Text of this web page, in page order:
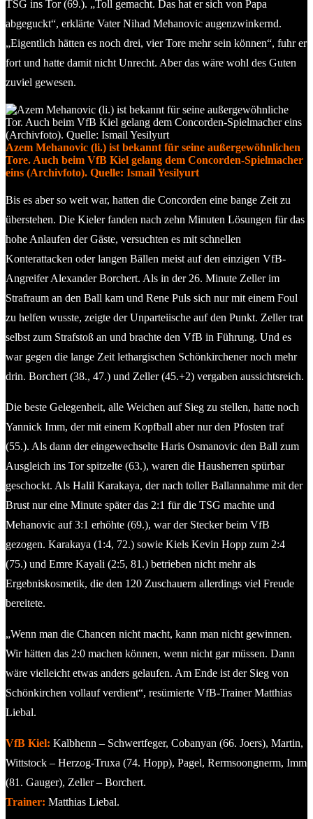
TSG ins Tor (69.). „Toll gemacht. Das hat er sich von Papa
abgeguckt“, erklärte Vater Nihad Mehanovic augenzwinkernd.
„Eigentlich hätten es noch drei, vier Tore mehr sein können“, fuhr er
fort und hatte damit nicht Unrecht. Aber das wäre wohl des Guten
zuviel gewesen.
Azem Mehanovic (li.) ist bekannt für seine außergewöhnlichen
Tore. Auch beim VfB Kiel gelang dem Concorden-Spielmacher
eins (Archivfoto). Quelle: Ismail Yesilyurt
Bis es aber so weit war, hatten die Concorden eine bange Zeit zu
überstehen. Die Kieler fanden nach zehn Minuten Lösungen für das
hohe Anlaufen der Gäste, versuchten es mit schnellen
Konterattacken oder langen Bällen meist auf den einzigen VfB-
Angreifer Alexander Borchert. Als in der 26. Minute Zeller im
Strafraum an den Ball kam und Rene Puls sich nur mit einem Foul
zu helfen wusste, zeigte der Unparteiische auf den Punkt. Zeller trat
selbst zum Strafstoß an und brachte den VfB in Führung. Und es
war gegen die lange Zeit lethargischen Schönkirchener noch mehr
drin. Borchert (38., 47.) und Zeller (45.+2) vergaben aussichtsreich.
Die beste Gelegenheit, alle Weichen auf Sieg zu stellen, hatte noch
Yannick Imm, der mit einem Kopfball aber nur den Pfosten traf
(55.). Als dann der eingewechselte Haris Osmanovic den Ball zum
Ausgleich ins Tor spitzelte (63.), waren die Hausherren spürbar
geschockt. Als Halil Karakaya, der nach toller Ballannahme mit der
Brust nur eine Minute später das 2:1 für die TSG machte und
Mehanovic auf 3:1 erhöhte (69.), war der Stecker beim VfB
gezogen. Karakaya (1:4, 72.) sowie Kiels Kevin Hopp zum 2:4
(75.) und Emre Kayali (2:5, 81.) betrieben nicht mehr als
Ergebniskosmetik, die den 120 Zuschauern allerdings viel Freude
bereitete.
„Wenn man die Chancen nicht macht, kann man nicht gewinnen.
Wir hätten das 2:0 machen können, wenn nicht gar müssen. Dann
wäre vielleicht etwas anders gelaufen. Am Ende ist der Sieg von
Schönkirchen vollauf verdient“, resümierte VfB-Trainer Matthias
Liebal.
VfB Kiel: Kalbhenn – Schwertfeger, Cobanyan (66. Joers), Martin,
Wittstock – Herzog-Truxa (74. Hopp), Pagel, Rermsoongnerm, Imm
(81. Gauger), Zeller – Borchert.
Trainer: Matthias Liebal.